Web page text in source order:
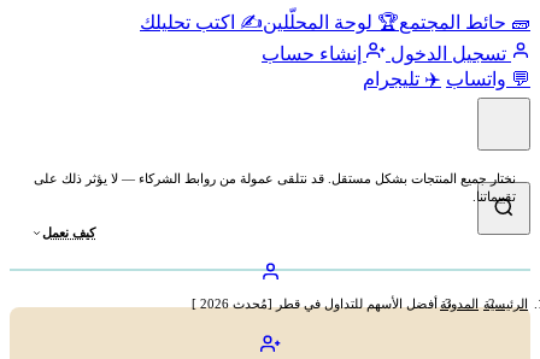
🧱 حائط المجتمع🏆 لوحة المحلّلين✍️ اكتب تحليلك
تسجيل الدخول
إنشاء حساب
💬 واتساب ✈️ تليجرام
نختار جميع المنتجات بشكل مستقل. قد نتلقى عمولة من روابط الشركاء — لا يؤثر ذلك على
تقييماتنا.
كيف نعمل
الرئيسية المدونةأفضل الأسهم للتداول في قطر [مُحدث 2026 ]